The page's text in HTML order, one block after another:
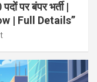
पर बंपर भर्ती |
| Full Details”